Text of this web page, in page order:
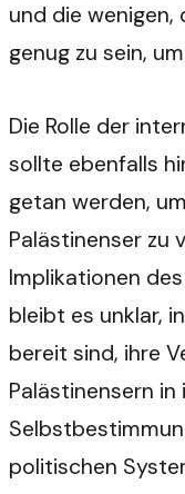
und die
genug zu sein,
Die Rolle der
sollte ebenfalls
getan werden,
Palästinenser zu
Implikationen
bleibt es unklar,
bereit sind, ihre
Palästinensern
politischen